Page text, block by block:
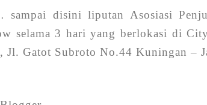
disini liputan Asosiasi
selama 3 hari yang berlokasi di
Jl. Gatot Subroto No.44 Kuningan –